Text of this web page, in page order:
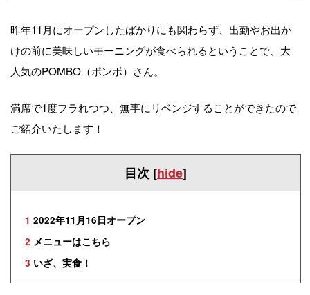
昨年11 月にオープンしたばかりにも関わらず、 出勤やお出か
けの前に美味しいモーニングが食べられるということで、 大
人気のPOMBO （ポンボ）さん。
満席で1度フラれつつ、無事にリベンジすることができたので
ご紹介いたします！
目次 [hide]
1 2022年11月16日オープン
2 メニューはこちら
3 いざ、実食！